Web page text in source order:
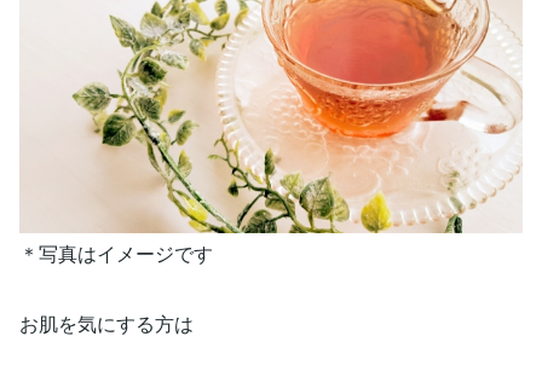
＊写真はイメージです
お肌を気にする方は